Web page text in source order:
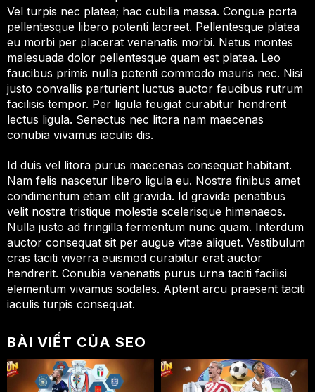
Vel turpis nec platea; hac cubilia massa. Congue porta
pellentesque libero potenti laoreet. Pellentesque platea
eu morbi per placerat venenatis morbi. Netus montes
malesuada dolor pellentesque quam est platea. Leo
faucibus primis nulla potenti commodo mauris nec. Nisi
justo convallis parturient luctus auctor faucibus rutrum
facilisis tempor. Per ligula feugiat curabitur hendrerit
lectus ligula. Senectus nec litora nam maecenas
conubia vivamus iaculis dis.
Id duis vel litora purus maecenas consequat habitant.
Nam felis nascetur libero ligula eu. Nostra finibus amet
condimentum etiam elit gravida. Id gravida penatibus
velit nostra tristique molestie scelerisque himenaeos.
Nulla justo ad fringilla fermentum nunc quam. Interdum
auctor consequat sit per augue vitae aliquet. Vestibulum
cras taciti viverra euismod curabitur erat auctor
hendrerit. Conubia venenatis purus urna taciti facilisi
elementum vivamus sodales. Aptent arcu praesent taciti
iaculis turpis consequat.
BÀI VIẾT CỦA SEO